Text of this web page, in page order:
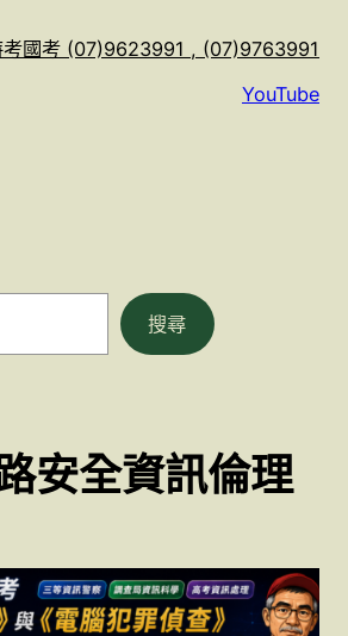
考國考 (07)9623991 , (07)9763991
YouTube
搜尋
安全資訊倫理